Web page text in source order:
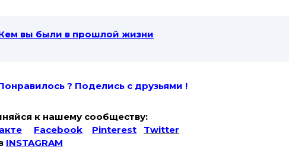
вы были в прошлой жизни
? Поделись с друзьями !
к нашему сообществу:
Facebook Pinterest
Twitter
INSTAGRAM